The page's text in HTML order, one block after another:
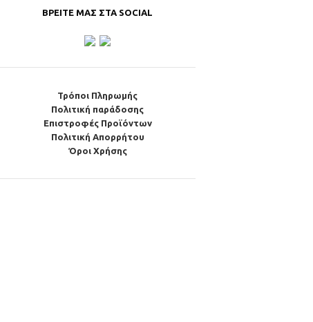
ΒΡΕΊΤΕ ΜΑΣ ΣΤΑ SOCIAL
Τρόποι Πληρωμής
Πολιτική παράδοσης
Επιστροφές Προϊόντων
Πολιτική Απορρήτου
Όροι Χρήσης